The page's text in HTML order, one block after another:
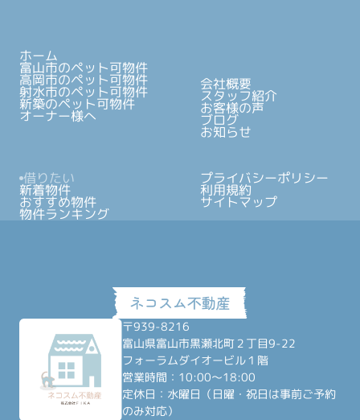
ホーム
富山市のペット可物件
高岡市のペット可物件
射水市のペット可物件
新築のペット可物件
オーナー様へ
会社概要
スタッフ紹介
お客様の声
ブログ
お知らせ
借りたい
新着物件
おすすめ物件
物件ランキング
プライバシーポリシー
利用規約
サイトマップ
〒939-8216
富山県富山市黒瀬北町２丁目9-22
フォーラムダイオービル１階
営業時間：10:00～18:00
定休日：水曜日（日曜・祝日は事前ご予約
のみ対応）